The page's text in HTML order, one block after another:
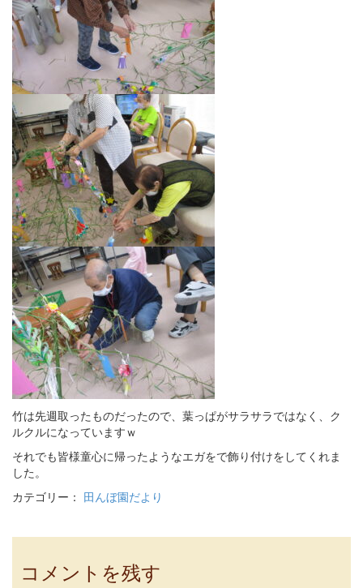
竹は先週取ったものだったので、葉っぱがサラサラではなく、ク
ルクルになっていますｗ
それでも皆様童心に帰ったようなエガをで飾り付けをしてくれま
した。
カテゴリー： 田んぼ園だより
コメントを残す